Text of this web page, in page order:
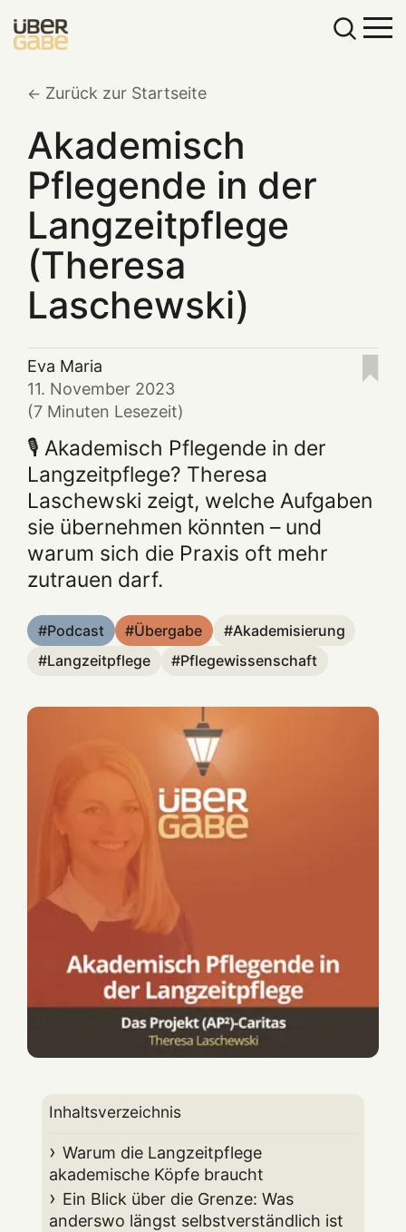
Zurück zur Startseite
Akademisch
Pflegende in der
Langzeitpflege
(Theresa
Laschewski)
Eva Maria
11. November 2023
(7 Minuten Lesezeit)
🎙️ Akademisch Pflegende in der
Langzeitpflege? Theresa
Laschewski zeigt, welche Aufgaben
sie übernehmen könnten – und
warum sich die Praxis oft mehr
zutrauen darf.
Podcast Übergabe
Akademisierung
Langzeitpflege
Pflegewissenschaft
Inhaltsverzeichnis
Warum die Langzeitpflege
akademische Köpfe braucht
Ein Blick über die Grenze: Was
anderswo längst selbstverständlich ist